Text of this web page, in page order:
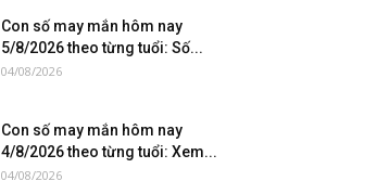
Con số may mắn hôm nay
5/8/2026 theo từng tuổi: Số...
04/08/2026
Con số may mắn hôm nay
4/8/2026 theo từng tuổi: Xem...
04/08/2026